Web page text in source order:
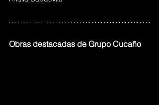
Obras destacadas de Grupo Cucaño